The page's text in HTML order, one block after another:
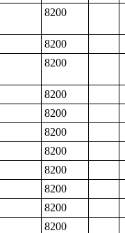
8200
8200
8200
8200
8200
8200
8200
8200
8200
8200
8200